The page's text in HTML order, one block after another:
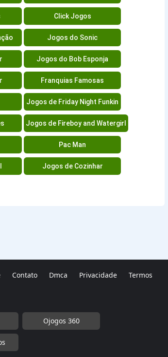
Click Jogos
Jogos do Sonic
Jogos do Bob Esponja
Franquias Famosas
Jogos de Friday Night Funkin
Jogos de Fireboy and Watergirl
Pac Man
Jogos de Cozinhar
Contato Dmca Privacidade Termos
Ojogos 360